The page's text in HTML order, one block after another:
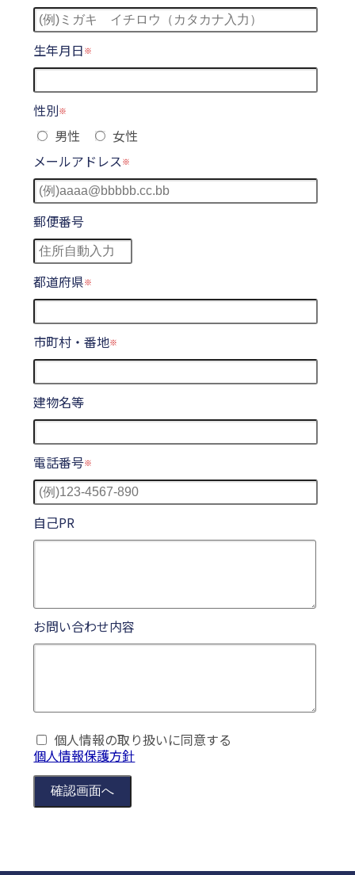
生年月日
性別
男性
女性
メールアドレス
郵便番号
都道府県
市町村・番地
建物名等
電話番号
自己PR
お問い合わせ内容
個人情報の取り扱いに同意する
個人情報保護方針